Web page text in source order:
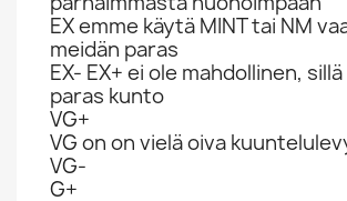
EX emme käytä MINT tai NM
meidän paras
EX- EX+ ei ole mahdollinen, sillä
paras kunto
VG+
VG on on vielä oiva
VG-
G+